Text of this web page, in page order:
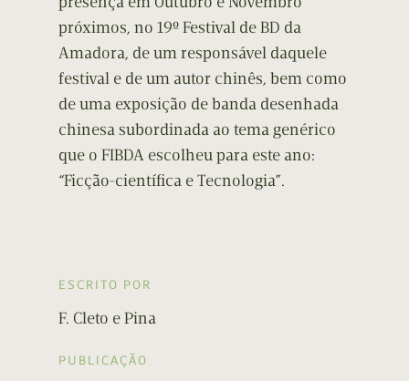
próximos, no 19º Festival de BD da
Amadora, de um responsável daquele
festival e de um autor chinês, bem como
de uma exposição de banda desenhada
chinesa subordinada ao tema genérico
que o FIBDA escolheu para este ano:
“Ficção-científica e Tecnologia”.
ESCRITO POR
F. Cleto e Pina
PUBLICAÇÃO